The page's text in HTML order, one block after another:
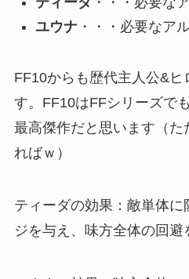
ユウナ・・・必要なア
FF10からも歴代主人公&ヒ
す。FF10はFFシリーズで
最高傑作だと思います（
ればｗ）
ティーダの効果：敵単体
ジを与え、味方全体の回避